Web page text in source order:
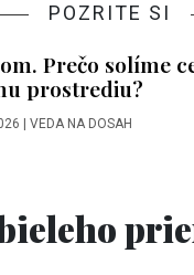
POZRITE SI
Prečo solíme
prostrediu?
VEDA NA DOSAH